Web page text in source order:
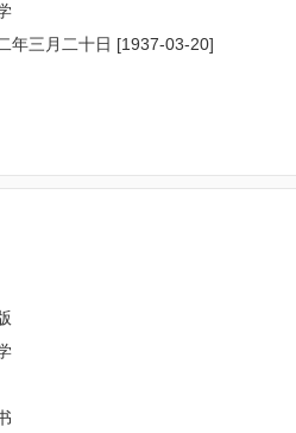
年三月二十日 [1937-03-20]